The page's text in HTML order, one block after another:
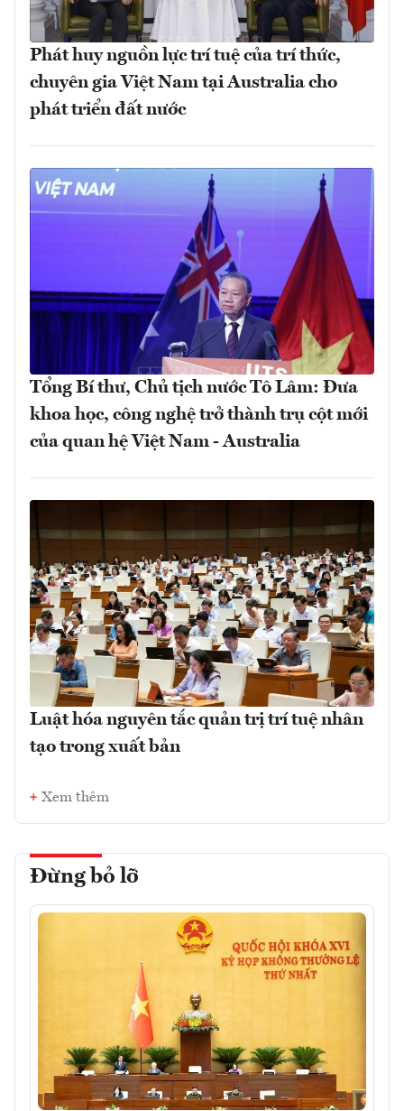
Phát huy nguồn lực trí tuệ của trí thức,
chuyên gia Việt Nam tại Australia cho
phát triển đất nước
Tổng Bí thư, Chủ tịch nước Tô Lâm: Đưa
khoa học, công nghệ trở thành trụ cột mới
của quan hệ Việt Nam - Australia
Luật hóa nguyên tắc quản trị trí tuệ nhân
tạo trong xuất bản
Xem thêm
Đừng bỏ lỡ